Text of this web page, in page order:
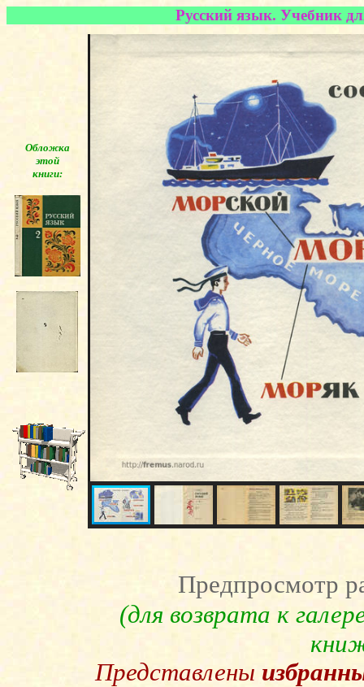
Русский язык. Учебник
Обложка
этой
книги:
Предпросмотр
(для возврата к
Представлены